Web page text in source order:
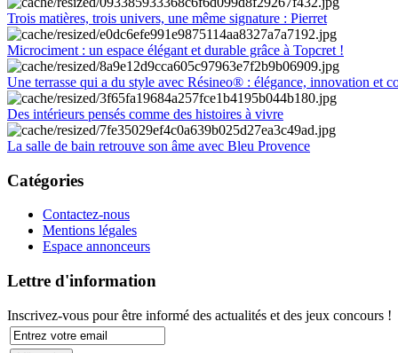
Trois matières, trois univers, une même signature : Pierret
Microciment : un espace élégant et durable grâce à Topcret !
Une terrasse qui a du style avec Résineo® : élégance, innovation et
Des intérieurs pensés comme des histoires à vivre
La salle de bain retrouve son âme avec Bleu Provence
Catégories
Contactez-nous
Mentions légales
Espace annonceurs
Lettre d'information
Inscrivez-vous pour être informé des actualités et des jeux concours !